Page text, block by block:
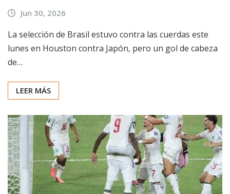
Jun 30, 2026
La selección de Brasil estuvo contra las cuerdas este
lunes en Houston contra Japón, pero un gol de cabeza
de…
LEER MÁS